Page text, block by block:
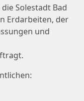
Solestadt Bad
Erdarbeiten, der
und